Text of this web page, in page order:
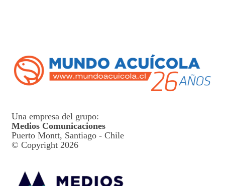
Una empresa del grupo:
Medios Comunicaciones
Puerto Montt, Santiago - Chile
© Copyright 2026